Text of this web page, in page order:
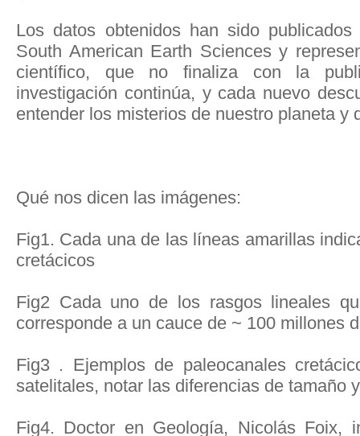
Los datos obtenidos han sido
South American Earth Sciences y
científico, que no finaliza con la
investigación continúa, y cada nuevo
entender los misterios de nuestro planeta y
Qué nos dicen las imágenes:
Fig1. Cada una de las líneas amarillas
cretácicos
Fig2 Cada uno de los rasgos lineales
corresponde a un cauce de ~ 100 millones
Fig3 . Ejemplos de paleocanales
satelitales, notar las diferencias de tamaño
Fig4. Doctor en Geología, Nicolás Foix,